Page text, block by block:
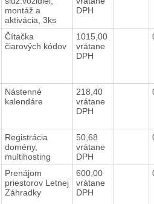
montáž a
aktivácia, 3ks
DPH
Čítačka
čiarových kódov
1015,00
vrátane
DPH
Nástenné
kalendáre
218,40
vrátane
DPH
Registrácia
domény,
multihosting
50,68
vrátane
DPH
Prenájom
priestorov Letnej
Záhradky
600,00
vrátane
DPH